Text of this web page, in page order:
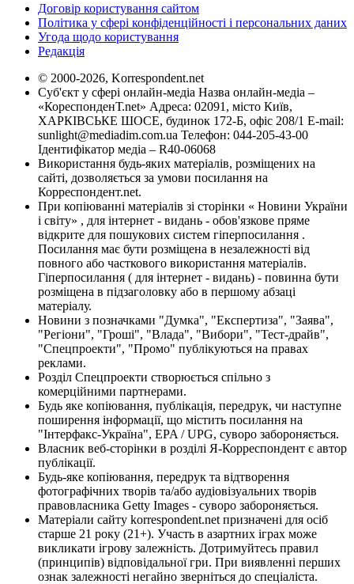
Договір користування сайтом
Політика у сфері конфіденційності і персональних даних
Угода щодо користування
Редакція
© 2000-2026, Korrespondent.net
Суб'єкт у сфері онлайн-медіа Назва онлайн-медіа –
«КореспонденТ.net» Адреса: 02091, місто Київ,
ХАРКІВСЬКЕ ШОСЕ, будинок 172-Б, офіс 208/1 E-mail:
sunlight@mediadim.com.ua Телефон: 044-205-43-00
Ідентифікатор медіа – R40-06068
Використання будь-яких матеріалів, розміщених на
сайті, дозволяється за умови посилання на
Корреспондент.net.
При копіюванні матеріалів зі сторінки « Новини України
і світу» , для інтернет - видань - обов'язкове пряме
відкрите для пошукових систем гіперпосилання .
Посилання має бути розміщена в незалежності від
повного або часткового використання матеріалів.
Гіперпосилання ( для інтернет - видань) - повинна бути
розміщена в підзаголовку або в першому абзаці
матеріалу.
Новини з позначками "Думка", "Експертиза", "Заява",
"Регіони", "Гроші", "Влада", "Вибори", "Тест-драйв",
"Спецпроекти", "Промо" публікуються на правах
реклами.
Розділ Спецпроекти створюється спільно з
комерційними партнерами.
Будь яке копіювання, публікація, передрук, чи наступне
поширення інформації, що містить посилання на
"Інтерфакс-Україна", EPA / UPG, суворо забороняється.
Власник веб-сторінки в розділі Я-Корреспондент є автор
публікації.
Будь-яке копіювання, передрук та відтворення
фотографічних творів та/або аудіовізуальних творів
правовласника Getty Images - суворо забороняється.
Матеріали сайту korrespondent.net призначені для осіб
старше 21 року (21+). Участь в азартних іграх може
викликати ігрову залежність. Дотримуйтесь правил
(принципів) відповідальної гри. При виявленні перших
ознак залежності негайно зверніться до спеціаліста.